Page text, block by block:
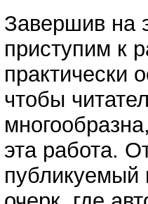
Завершив на
приступим к
практически
чтобы
эта работа.
публикуемый